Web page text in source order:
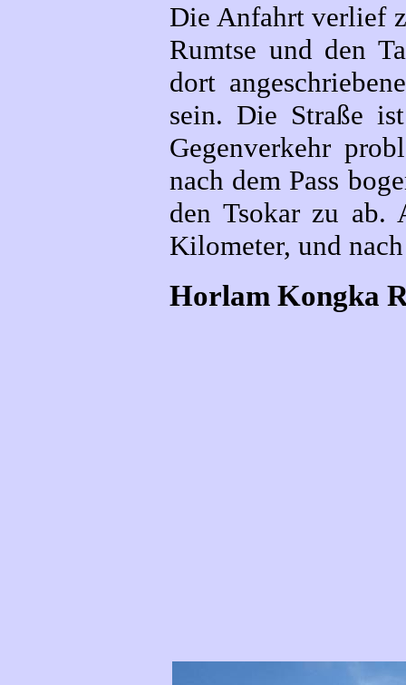
Die Anfahrt verlief
Rumtse und den
dort
sein. Die Straße
Gegenverkehr
nach dem Pass
den Tsokar zu ab.
Kilometer, und
Horlam Kongka